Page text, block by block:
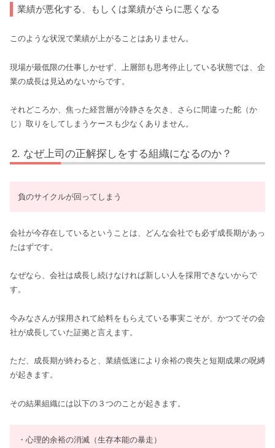
業績が悪化する、もしくは業績がさらに悪くなる
このような状況で業績が上がることはありません。
現場が最低限の仕事しかせず、上層部も思考停止している状態では、企
業の成長は見込めないからです。
それどころか、焦った経営層が冷静さを欠き、さらに間違った舵（か
じ）取りをしてしまうケースも少なくありません。
なぜ上司の正解探しをする組織になるのか？
負のサイクルが回ってしまう
会社が今存在しているということは、どんな会社でも必ず成長期があっ
たはずです。
なぜなら、会社は成長し続けなければ新しい人を採用できないからで
す。
今みなさんが採用されて給料をもらえている事実こそが、かつてその会
社が成長していた証拠と言えます。
ただ、成長期が終わると、業績低迷により余裕の喪失と短期成果の呪縛
が起きます。
その結果組織には以下の３つのことが起きます。
・心理的余裕の消滅（生存本能の暴走）